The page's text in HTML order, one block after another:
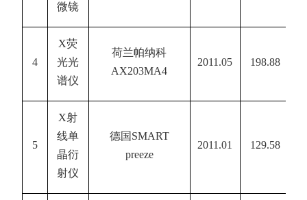
微镜
4
X荧
光光
谱仪
荷兰帕纳科
AX203MA4
2011.05 198.88
5
X射
线单
晶衍
射仪
德国 SMART
preeze
2011.01 129.58